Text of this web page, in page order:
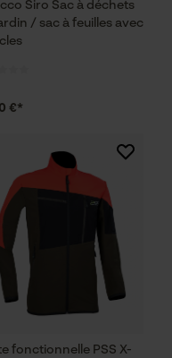
Siro Sac à déchets
/ sac à feuilles avec
€*
fonctionnelle PSS X-
et de